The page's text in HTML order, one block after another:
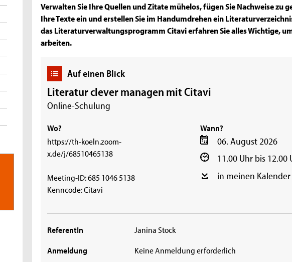
Verwalten Sie Ihre Quellen und Zitate mühelos, fügen Sie Nachweise zu
Ihre Texte ein und erstellen Sie im Handumdrehen ein
das Literaturverwaltungsprogramm Citavi erfahren Sie alles Wichtige,
arbeiten.
Auf einen Blick
Literatur clever managen mit Citavi
Online-Schulung
Wann?
06. August 2026
11.00 Uhr bis 12.00
in meinen
Wo?
https://th-koeln.zoom-
x.de/j/68510465138
Meeting-ID: 685 1046 5138
Kenncode: Citavi
ReferentIn
Janina Stock
Anmeldung
Keine Anmeldung erforderlich